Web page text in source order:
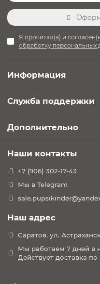
Я прочитал(а) и
обработку персональных
Информация
Служба поддержки
Дополнительно
Наши контакты
+7 (906) 302-17-43
Мы в Telegram
Наш адрес
Саратов, ул.
Мы работаем 7 дней в
Действует доставка по